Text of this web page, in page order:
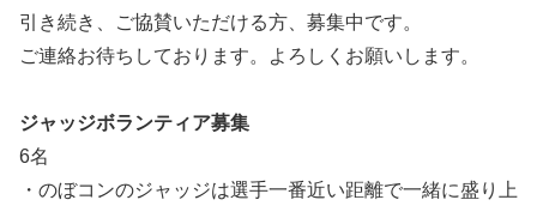
引き続き、ご協賛いただける方、募集中です。
ご連絡お待ちしております。よろしくお願いします。
ジャッジボランティア募集
6名
・のぼコンのジャッジは選手一番近い距離で一緒に盛り上